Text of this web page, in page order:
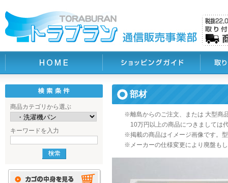
商品カテゴリから選ぶ
キーワードを入力
部材
※離島からのご注文、または 大型商
10万円以上の商品につきましては
※掲載の商品はイメージ画像です。
※メーカーの仕様変更により廃盤も